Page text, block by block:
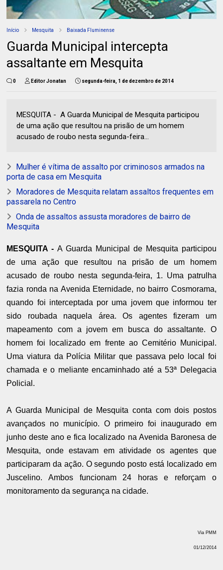
Início Mesquita Baixada Fluminense
Guarda Municipal intercepta
assaltante em Mesquita
0 Editor Jonatan segunda-feira, 1 de dezembro de 2014
MESQUITA - A Guarda Municipal de Mesquita participou
de uma ação que resultou na prisão de um homem
acusado de roubo nesta segunda-feira...
Mulher é vítima de assalto por criminosos armados na
porta de casa em Mesquita
Moradores de Mesquita relatam assaltos frequentes em
passarela no Centro
Onda de assaltos assusta moradores de bairro de
Mesquita
MESQUITA -A Guarda Municipal de Mesquita participou
de uma ação que resultou na prisão de um homem
acusado de roubo nesta segunda-feira, 1. Uma patrulha
fazia ronda na Avenida Eternidade, no bairro Cosmorama,
quando foi interceptada por uma jovem que informou ter
sido roubada naquela área. Os agentes fizeram um
mapeamento com a jovem em busca do assaltante. O
homem foi localizado em frente ao Cemitério Municipal.
Uma viatura da Polícia Militar que passava pelo local foi
chamada e o meliante encaminhado até a 53ª Delegacia
Policial.
A Guarda Municipal de Mesquita conta com dois postos
avançados no município. O primeiro foi inaugurado em
junho deste ano e fica localizado na Avenida Baronesa de
Mesquita, onde estavam em atividade os agentes que
participaram da ação. O segundo posto está localizado em
Juscelino. Ambos funcionam 24 horas e reforçam o
monitoramento da segurança na cidade.
Via PMM
01/12/2014